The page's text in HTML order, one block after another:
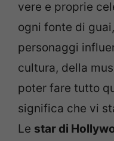
vere e proprie
ogni fonte di
personaggi
cultura, della
poter fare tutto
significa che vi
Le star di